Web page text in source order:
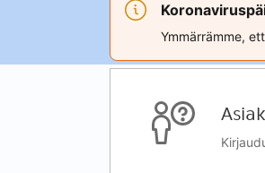
Ymmärrämme,